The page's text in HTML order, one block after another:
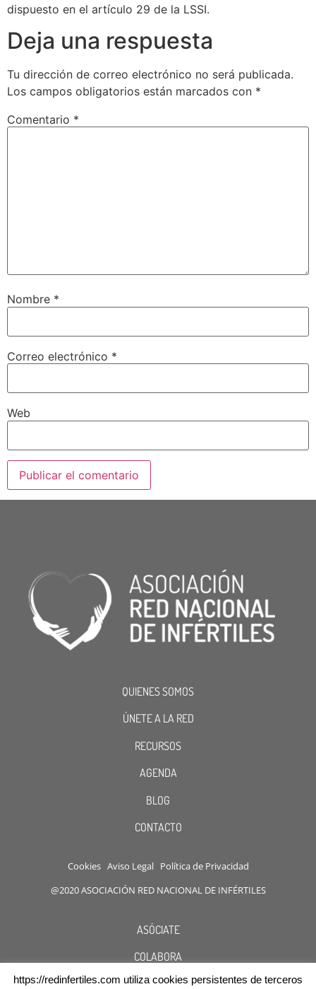
dispuesto en el artículo 29 de la LSSI.
Deja una respuesta
Tu dirección de correo electrónico no será publicada.
Los campos obligatorios están marcados con *
Comentario *
Nombre *
Correo electrónico *
Web
QUIENES SOMOS
ÚNETE A LA RED
RECURSOS
AGENDA
BLOG
CONTACTO
Cookies Aviso Legal Política de Privacidad
@2020 ASOCIACIÓN RED NACIONAL DE INFÉRTILES
ASÓCIATE
COLABORA
DESCUENTOS
https://redinfertiles.com utiliza cookies persistentes de terceros